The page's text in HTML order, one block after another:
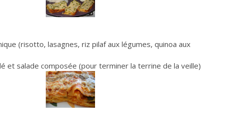
(risotto, lasagnes, riz pilaf aux légumes, quinoa aux
et salade composée (pour terminer la terrine de la veille)